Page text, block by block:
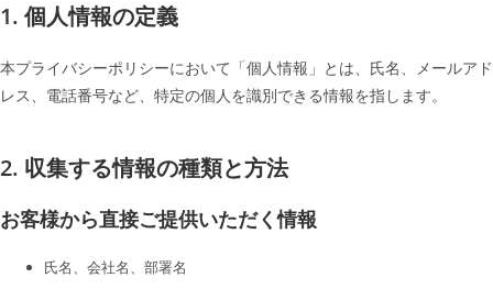
1. 個人情報の定義
本プライバシーポリシーにおいて「個人情報」とは、氏名、メールアド
レス、電話番号など、特定の個人を識別できる情報を指します。
2. 収集する情報の種類と方法
お客様から直接ご提供いただく情報
氏名、会社名、部署名